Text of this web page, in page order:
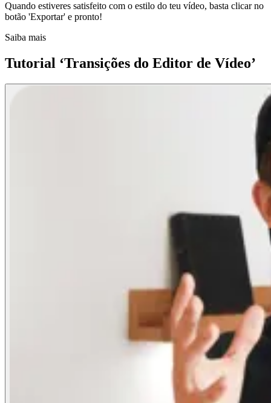
Quando estiveres satisfeito com o estilo do teu vídeo, basta clicar no
botão 'Exportar' e pronto!
Saiba mais
Tutorial ‘Transições do Editor de Vídeo’